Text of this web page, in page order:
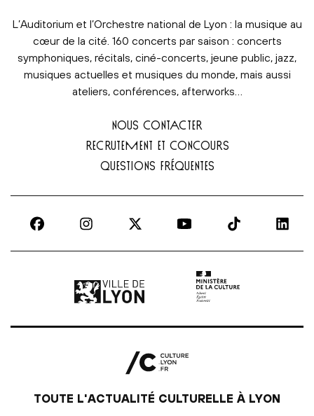
L’Auditorium et l’Orchestre national de Lyon : la musique au
cœur de la cité. 160 concerts par saison : concerts
symphoniques, récitals, ciné-concerts, jeune public, jazz,
musiques actuelles et musiques du monde, mais aussi
ateliers, conférences, afterworks…
NOUS CONTACTER
RECRUTEMENT ET CONCOURS
QUESTIONS FRÉQUENTES
Ville de Lyon | lien externeMinistère de la culture
TOUTE L'ACTUALITÉ CULTURELLE À LYON